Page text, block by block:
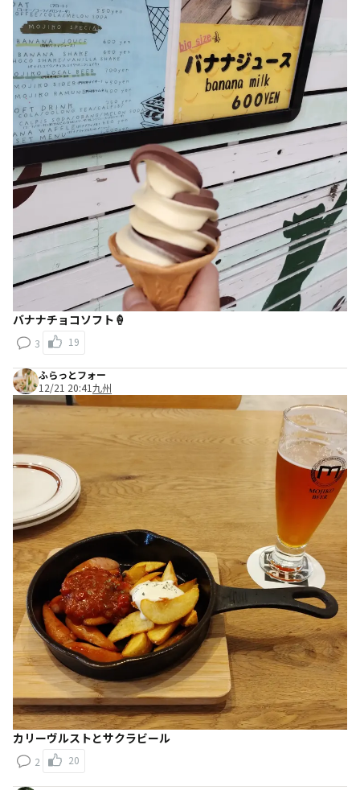
バナナチョコソフト🍦
3 19
ふらっとフォー
12/21 20:41九州
カリーヴルストとサクラビール
2 20